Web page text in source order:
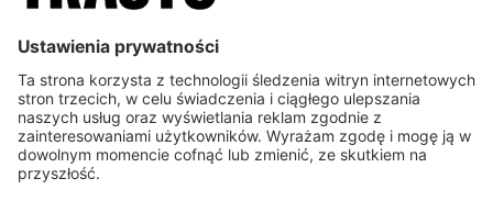
ZAAWANSOWANA TECHNOLOGIA BEZWYKOPOWA
INFORMACJA PRAWNA
REGULAMIN